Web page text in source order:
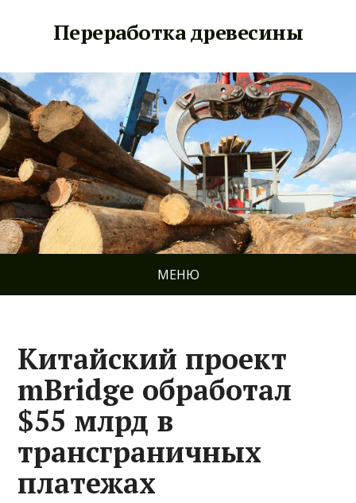
Переработка древесины
МЕНЮ
Китайский проект
mBridge обработал
$55 млрд в
трансграничных
платежах